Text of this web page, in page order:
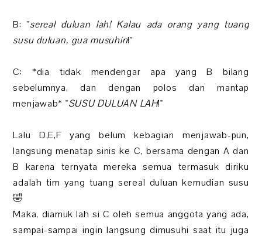
B: "sereal duluan lah! Kalau ada orang yang tuang
susu duluan, gua musuhin!"
C: *dia tidak mendengar apa yang B bilang
sebelumnya, dan dengan polos dan mantap
menjawab* "SUSU DULUAN LAH!"
Lalu D,E,F yang belum kebagian menjawab-pun,
langsung menatap sinis ke C, bersama dengan A dan
B karena ternyata mereka semua termasuk diriku
adalah tim yang tuang sereal duluan kemudian susu
🤣
Maka, diamuk lah si C oleh semua anggota yang ada,
sampai-sampai ingin langsung dimusuhi saat itu juga